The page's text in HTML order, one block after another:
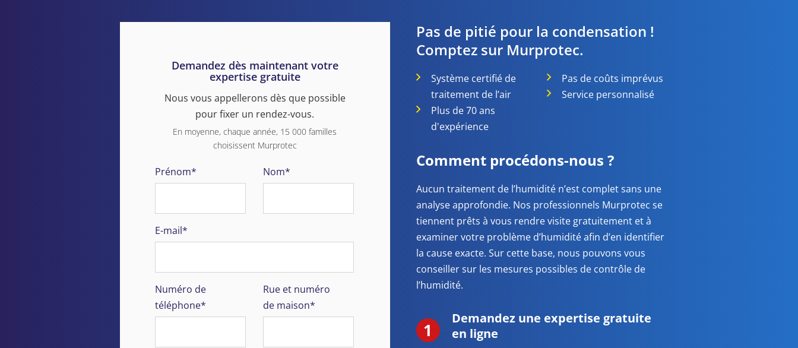
Demandez dès maintenant votre
expertise gratuite
Nous vous appellerons dès que possible
pour fixer un rendez-vous.
En moyenne, chaque année, 15 000 familles
choisissent Murprotec
Prénom* Nom*
E-mail*
Numéro de
téléphone*
Rue et numéro
de maison*
Pas de pitié pour la condensation !
Comptez sur Murprotec.
Système certifié de
traitement de l’air
Plus de 70 ans
d'expérience
Pas de coûts imprévus
Service personnalisé
Comment procédons-nous ?
Aucun traitement de l’humidité n’est complet sans une
analyse approfondie. Nos professionnels Murprotec se
tiennent prêts à vous rendre visite gratuitement et à
examiner votre problème d’humidité afin d’en identifier
la cause exacte. Sur cette base, nous pouvons vous
conseiller sur les mesures possibles de contrôle de
l’humidité.
Demandez une expertise gratuite
en ligne